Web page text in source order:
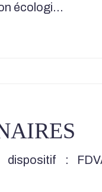
écologi…
dispositif :